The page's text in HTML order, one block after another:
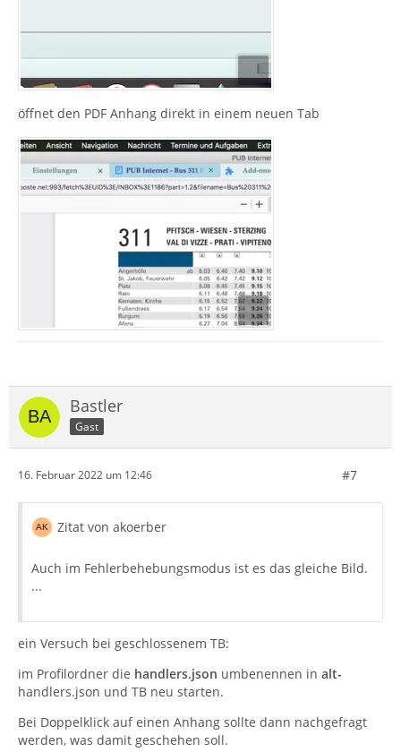
öffnet den PDF Anhang direkt in einem neuen Tab
Bastler
Gast
16. Februar 2022 um 12:46 #7
Zitat von akoerber
Auch im Fehlerbehebungsmodus ist es das gleiche Bild.
...
ein Versuch bei geschlossenem TB:
im Profilordner die handlers.json umbenennen in alt-
handlers.json und TB neu starten.
Bei Doppelklick auf einen Anhang sollte dann nachgefragt
werden, was damit geschehen soll.